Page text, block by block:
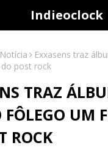
Indieoclock
Notícia
Exxasens traz
post rock
TRAZ
FÔLEGO UM
ROCK